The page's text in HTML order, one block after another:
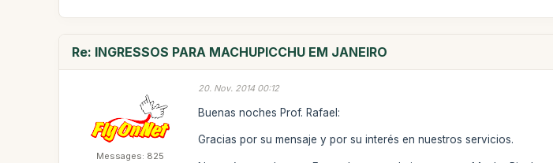
Re: INGRESSOS PARA MACHUPICCHU EM JANEIRO
Messages: 825
20. Nov. 2014 00:12
Buenas noches Prof. Rafael:
Gracias por su mensaje y por su interés en nuestros servicios.